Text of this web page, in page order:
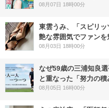
08月07日 18時00分
東雲うみ、「スピリ
艶な雰囲気でファンを
08月03日 18時00分
なぜ59歳の三浦知良
と重なった「努力の積
08月05日 16時00分